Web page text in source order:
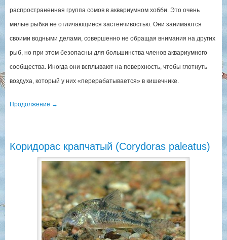
распространенная группа сомов в аквариумном хобби. Это очень
милые рыбки не отличающиеся застенчивостью. Они занимаются
своими водными делами, совершенно не обращая внимания на других
рыб, но при этом безопасны для большинства членов аквариумного
сообщества. Иногда они всплывают на поверхность, чтобы глотнуть
воздуха, который у них «перерабатывается» в кишечнике.
Продолжение →
Коридорас крапчатый (Corydoras paleatus)